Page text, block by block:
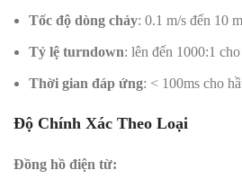
Tốc độ dòng chảy: 0.1 m/s đến 10
Tỷ lệ turndown: lên đến 1000:1
Thời gian đáp ứng: < 100ms cho
Độ Chính Xác Theo Loại
Đồng hồ điện từ: